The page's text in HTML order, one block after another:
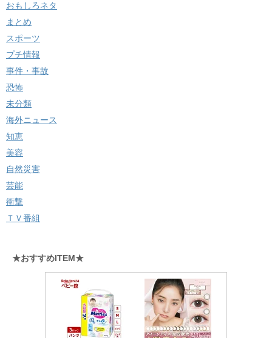
おもしろネタ
まとめ
スポーツ
プチ情報
事件・事故
恐怖
未分類
海外ニュース
知恵
美容
自然災害
芸能
衝撃
ＴＶ番組
★おすすめITEM★